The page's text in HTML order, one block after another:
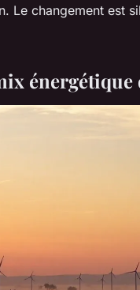
Le changement est
énergétique